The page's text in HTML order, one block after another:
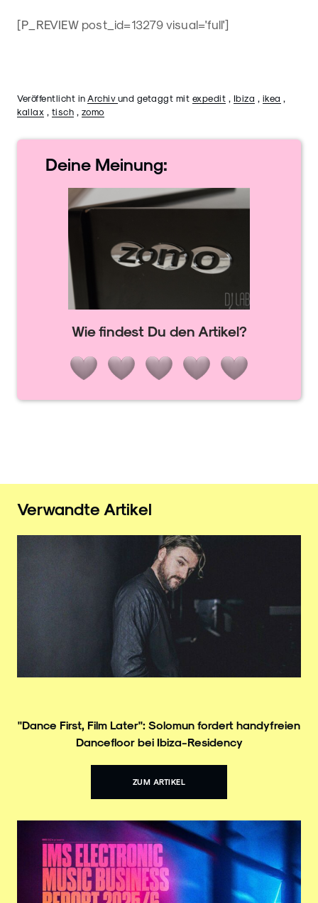
[P_REVIEW post_id=13279 visual='full']
Veröffentlicht in Archiv und getaggt mit expedit , Ibiza , ikea ,
kallax , tisch , zomo
Deine Meinung:
Wie findest Du den Artikel?
Verwandte Artikel
"Dance First, Film Later": Solomun fordert handyfreien
Dancefloor bei Ibiza-Residency
ZUM ARTIKEL